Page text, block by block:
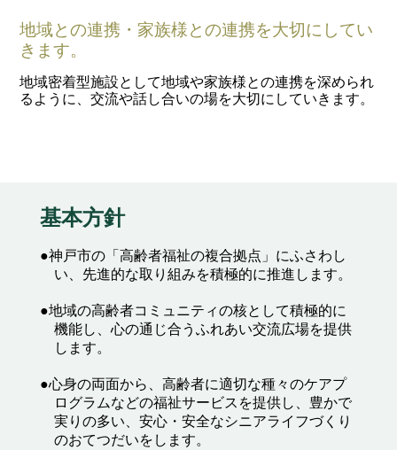
地域との連携・家族様との連携を大切にしてい
きます。
地域密着型施設として地域や家族様との連携を深められ
るように、交流や話し合いの場を大切にしていきます。
基本方針
●神戸市の「高齢者福祉の複合拠点」にふさわし
い、先進的な取り組みを積極的に推進します。
●地域の高齢者コミュニティの核として積極的に
機能し、心の通じ合うふれあい交流広場を提供
します。
●心身の両面から、高齢者に適切な種々のケアプ
ログラムなどの福祉サービスを提供し、豊かで
実りの多い、安心・安全なシニアライフづくり
のおてつだいをします。